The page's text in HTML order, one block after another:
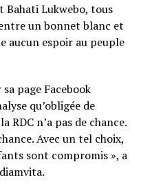
Bahati Lukwebo, tous
un bonnet blanc et
aucun espoir au peuple
page Facebook
qu’obligée de
RDC n’a pas de chance.
Avec un tel choix,
sont compromis », a